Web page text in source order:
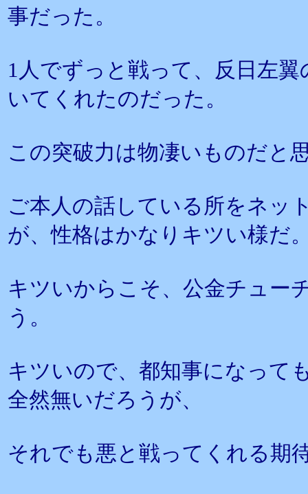
事だった。
1人でずっと戦って、反日左
いてくれたのだった。
この突破力は物凄いものだと
ご本人の話している所をネッ
が、性格はかなりキツい様だ
キツいからこそ、公金チュー
う。
キツいので、都知事になって
全然無いだろうが、
それでも悪と戦ってくれる期